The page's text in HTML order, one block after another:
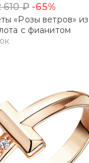
610₽ -65%
«Розы ветров» из
с фианитом